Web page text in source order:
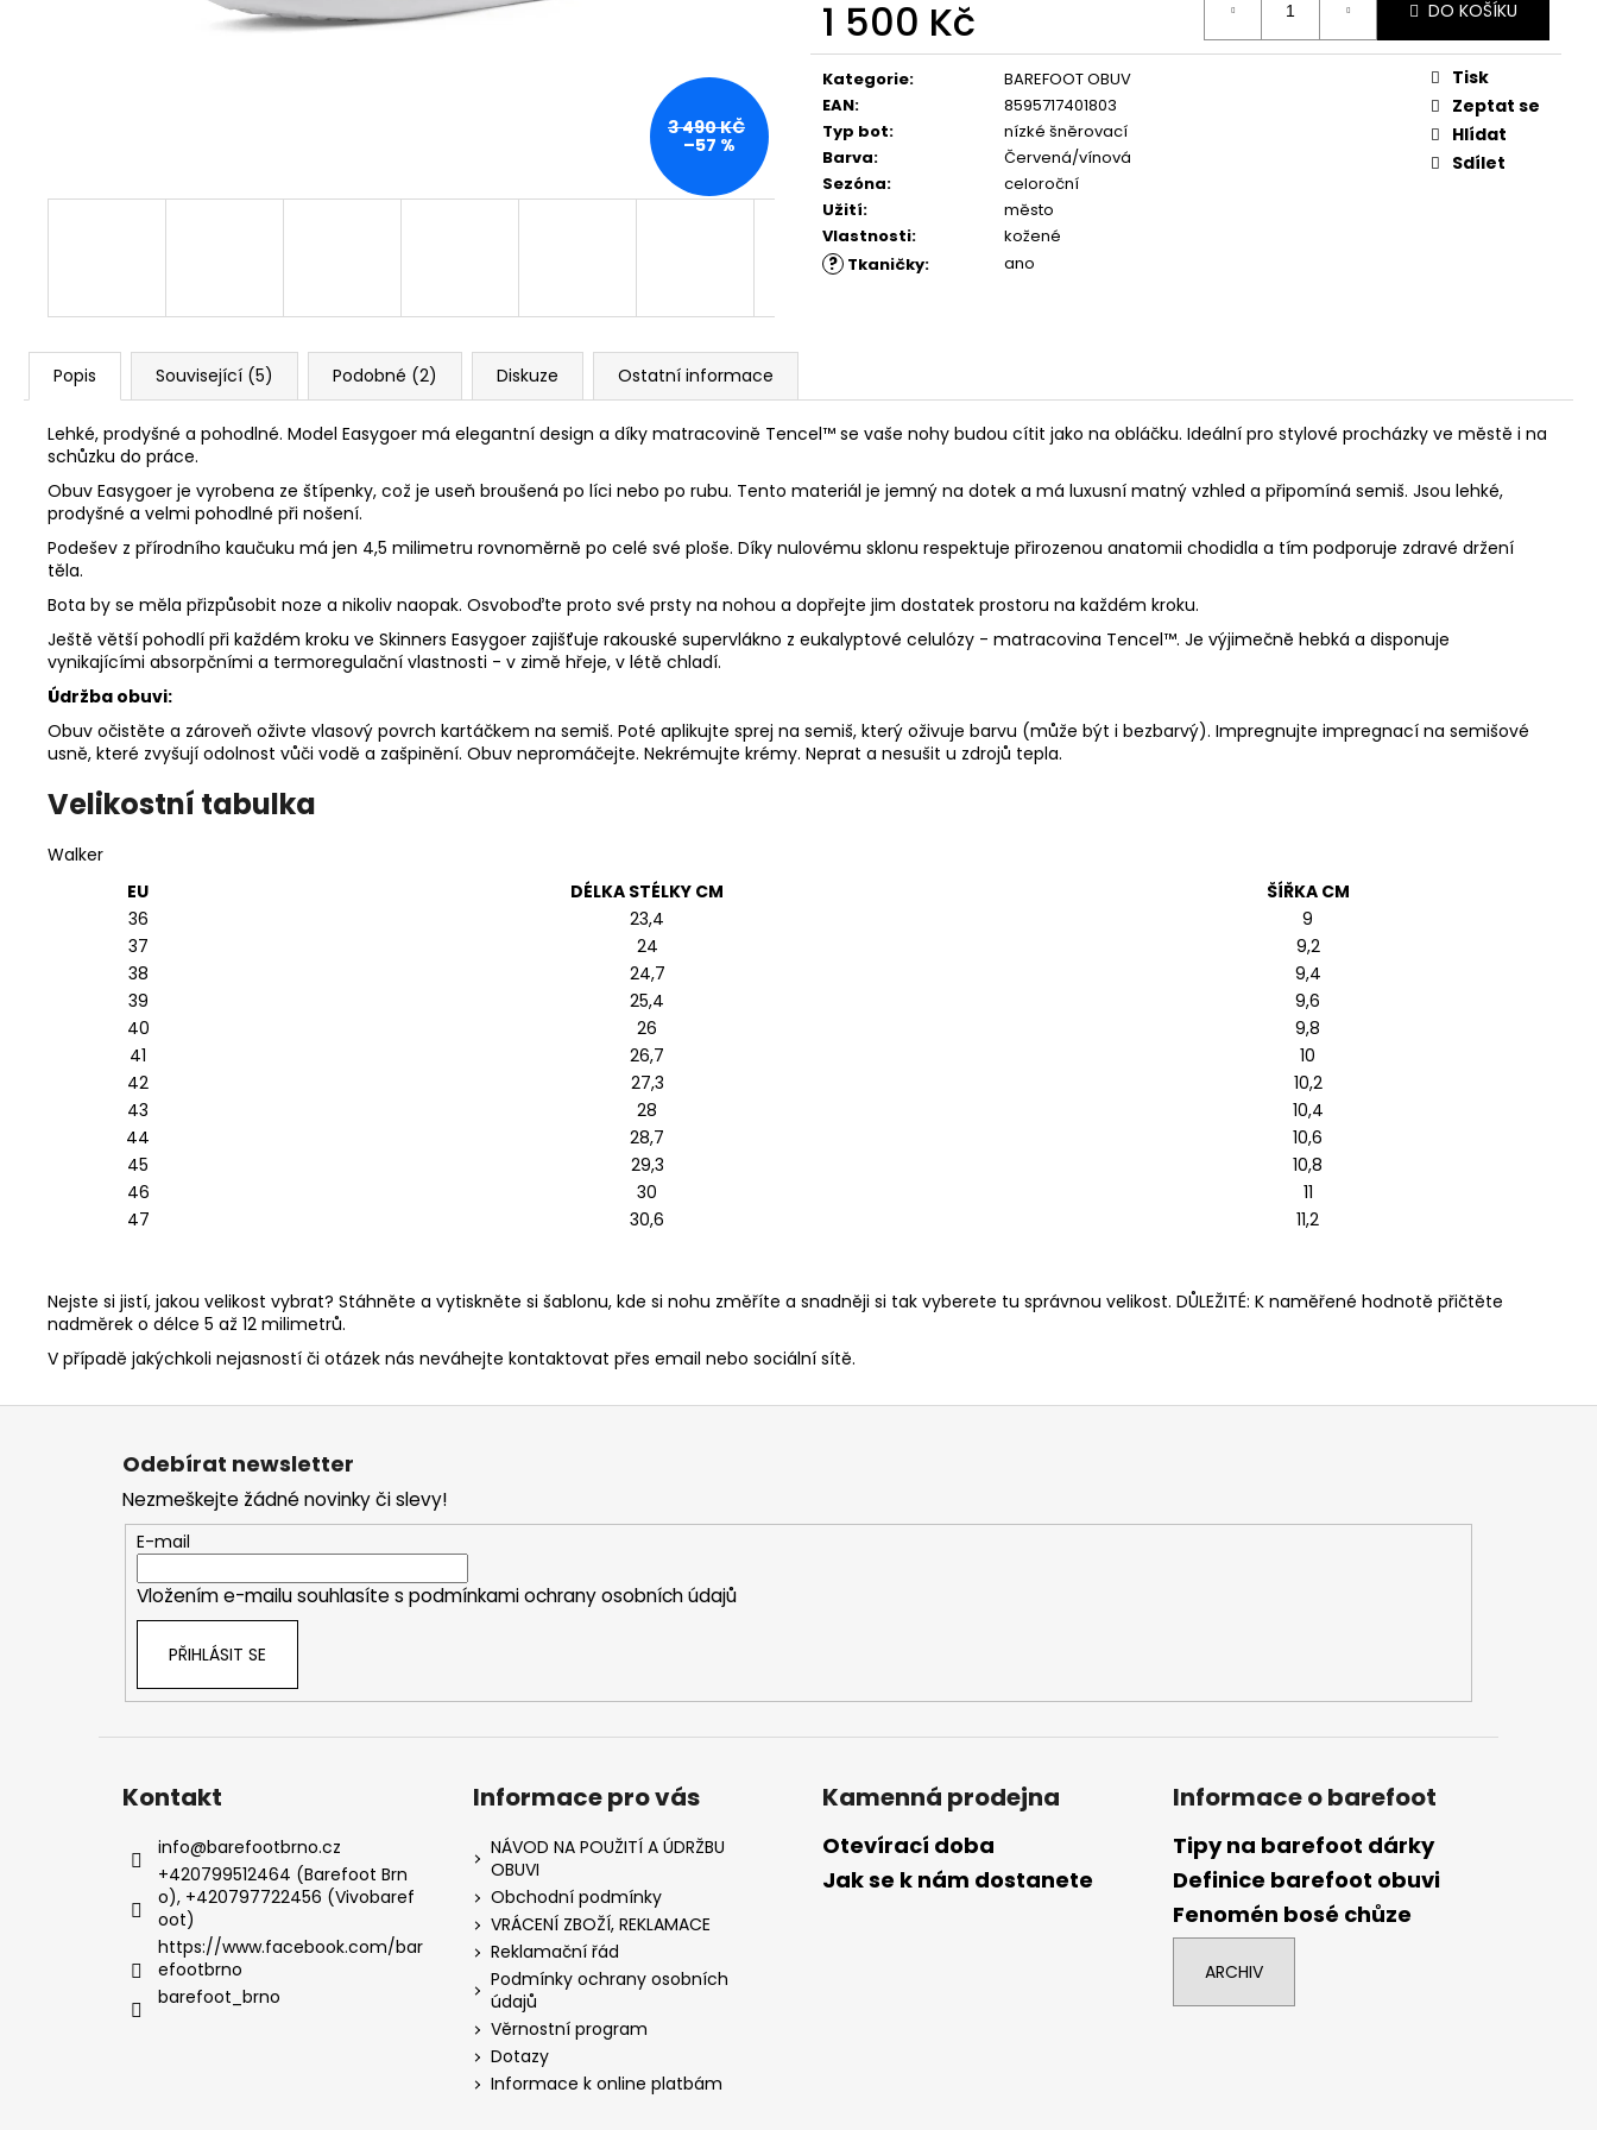
1 500 Kč
Měrná
cena:
DO KOŠÍKU
Kategorie:
BAREFOOT OBUV
EAN:
8595717401803
Typ bot:
nízké šněrovací
Barva:
Červená/vínová
Sezóna:
celoroční
Užití:
město
Vlastnosti: kožené
? Tkaničky: ano
Tisk
Zeptat se
Hlídat
Sdílet
3 490 KČ
–57 %
Popis Související (5) Podobné (2) Diskuze Ostatní informace
Lehké, prodyšné a pohodlné. Model Easygoer má elegantní design a díky matracovině Tencel™ se vaše nohy budou cítit jako na obláčku. Ideální pro stylové procházky ve městě i na
schůzku do práce.
Obuv Easygoer je vyrobena ze štípenky, což je useň broušená po líci nebo po rubu. Tento materiál je jemný na dotek a má luxusní matný vzhled a připomíná semiš. Jsou lehké,
prodyšné a velmi pohodlné při nošení.
Podešev z přírodního kaučuku má jen 4,5 milimetru rovnoměrně po celé své ploše. Díky nulovému sklonu respektuje přirozenou anatomii chodidla a tím podporuje zdravé držení
těla.
Bota by se měla přizpůsobit noze a nikoliv naopak. Osvoboďte proto své prsty na nohou a dopřejte jim dostatek prostoru na každém kroku.
Ještě větší pohodlí při každém kroku ve Skinners Easygoer zajišťuje rakouské supervlákno z eukalyptové celulózy - matracovina Tencel™. Je výjimečně hebká a disponuje
vynikajícími absorpčními a termoregulační vlastnosti - v zimě hřeje, v létě chladí.
Údržba obuvi:
Obuv očistěte a zároveň oživte vlasový povrch kartáčkem na semiš. Poté aplikujte sprej na semiš, který oživuje barvu (může být i bezbarvý). Impregnujte impregnací na semišové
usně, které zvyšují odolnost vůči vodě a zašpinění. Obuv nepromáčejte. Nekrémujte krémy. Neprat a nesušit u zdrojů tepla.
Velikostní tabulka
Walker
EU
DÉLKA STÉLKY CM
ŠÍŘKA CM
36
23,4
9
37
24
9,2
38
24,7
9,4
39
25,4
9,6
40
26
9,8
41
26,7
10
42
27,3
10,2
43
28
10,4
44
28,7
10,6
45
29,3
10,8
46
30
11
47
30,6 11,2
Nejste si jistí, jakou velikost vybrat? Stáhněte a vytiskněte si šablonu, kde si nohu změříte a snadněji si tak vyberete tu správnou velikost. DŮLEŽITÉ: K naměřené hodnotě přičtěte
nadměrek o délce 5 až 12 milimetrů.
V případě jakýchkoli nejasností či otázek nás neváhejte kontaktovat přes email nebo sociální sítě.
219 Kč
Z
Odebírat newsletter
Nezmeškejte žádné novinky či slevy!
E-mail
Vložením e-mailu souhlasíte s podmínkami ochrany osobních údajů
PŘIHLÁSIT SE
Kontakt
info@barefootbrno.cz
+420799512464 (Barefoot Brn
o), +420797722456 (Vivobaref
oot)
https://www.facebook.com/bar
efootbrno
barefoot_brno
Informace pro vás
NÁVOD NA POUŽITÍ A ÚDRŽBU
OBUVI
Obchodní podmínky
VRÁCENÍ ZBOŽÍ, REKLAMACE
Reklamační řád
Podmínky ochrany osobních
údajů
Věrnostní program
Dotazy
Informace k online platbám
Kamenná prodejna
Otevírací doba
Jak se k nám dostanete
Informace o barefoot
Tipy na barefoot dárky
Definice barefoot obuvi
Fenomén bosé chůze
ARCHIV